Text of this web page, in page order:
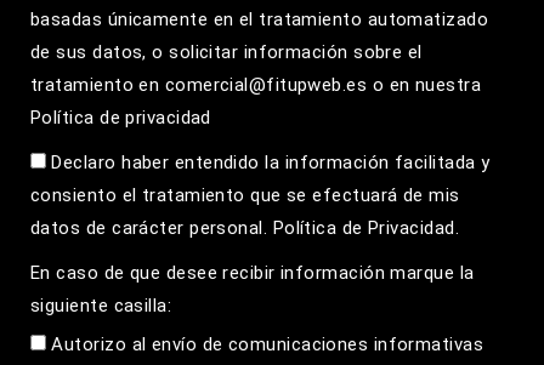
basadas únicamente en el tratamiento automatizado
de sus datos, o solicitar información sobre el
tratamiento en comercial@fitupweb.es o en nuestra
Política de privacidad
Declaro haber entendido la información facilitada y
consiento el tratamiento que se efectuará de mis
datos de carácter personal. Política de Privacidad.
En caso de que desee recibir información marque la
siguiente casilla:
Autorizo al envío de comunicaciones informativas